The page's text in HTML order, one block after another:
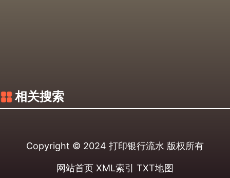
相关搜索
Copyright © 2024 打印银行流水 版权所有
网站首页 XML索引 TXT地图